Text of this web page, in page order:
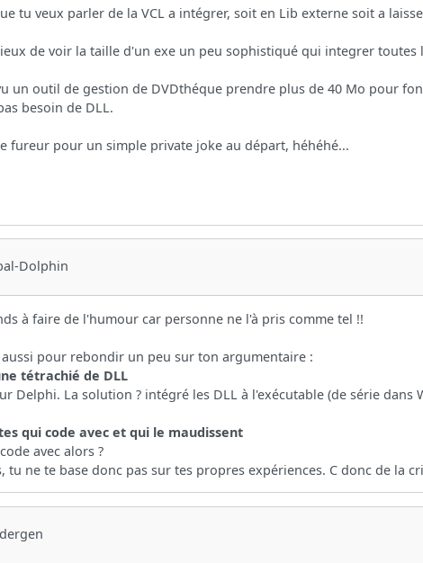
tu veux parler de la VCL a intégrer, soit en Lib externe soit a
de voir la taille d'un exe un peu sophistiqué qui integrer toutes
un outil de gestion de DVDthéque prendre plus de 40 Mo pour
besoin de DLL.
fureur pour un simple private joke au départ, héhéhé...
Dolphin
à faire de l'humour car personne ne l'à pris comme tel !!
aussi pour rebondir un peu sur ton argumentaire :
tétrachié de DLL
Delphi. La solution ? intégré les DLL à l'exécutable (de série
qui code avec et qui le maudissent
avec alors ?
tu ne te base donc pas sur tes propres expériences. C donc de la
dergen